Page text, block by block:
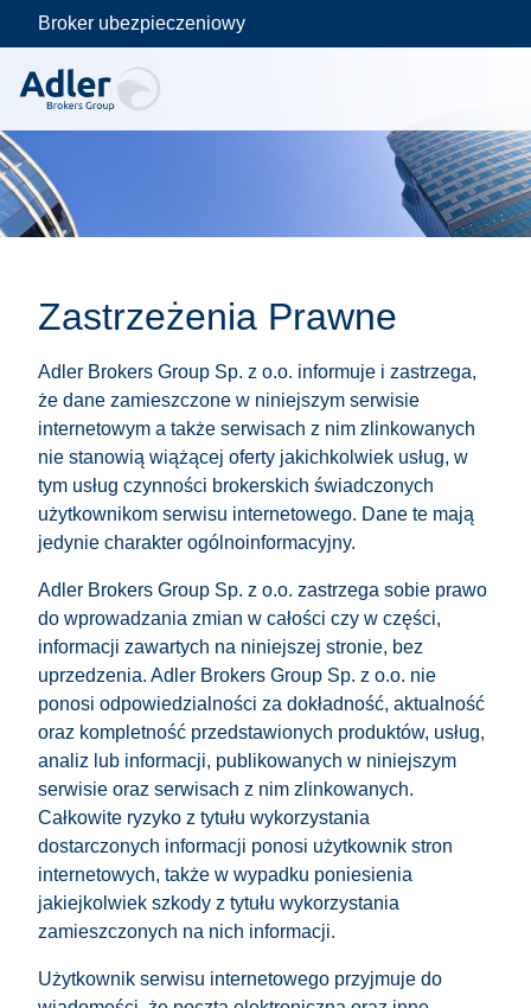
content
Broker ubezpieczeniowy
Zastrzeżenia Prawne
Adler Brokers Group Sp. z o.o. informuje i zastrzega,
że dane zamieszczone w niniejszym serwisie
internetowym a także serwisach z nim zlinkowanych
nie stanowią wiążącej oferty jakichkolwiek usług, w
tym usług czynności brokerskich świadczonych
użytkownikom serwisu internetowego. Dane te mają
jedynie charakter ogólnoinformacyjny.
Adler Brokers Group Sp. z o.o. zastrzega sobie prawo
do wprowadzania zmian w całości czy w części,
informacji zawartych na niniejszej stronie, bez
uprzedzenia. Adler Brokers Group Sp. z o.o. nie
ponosi odpowiedzialności za dokładność, aktualność
oraz kompletność przedstawionych produktów, usług,
analiz lub informacji, publikowanych w niniejszym
serwisie oraz serwisach z nim zlinkowanych.
Całkowite ryzyko z tytułu wykorzystania
dostarczonych informacji ponosi użytkownik stron
internetowych, także w wypadku poniesienia
jakiejkolwiek szkody z tytułu wykorzystania
zamieszczonych na nich informacji.
Użytkownik serwisu internetowego przyjmuje do